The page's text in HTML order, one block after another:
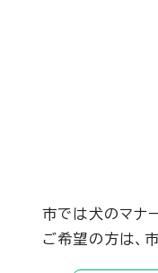
市では犬のマナ
ご希望の方は、